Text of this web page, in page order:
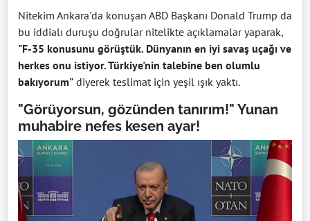
Nitekim Ankara'da konuşan ABD Başkanı Donald Trump da
bu iddialı duruşu doğrular nitelikte açıklamalar yaparak,
"F-35 konusunu görüştük. Dünyanın en iyi savaş uçağı ve
herkes onu istiyor. Türkiye'nin talebine ben olumlu
bakıyorum" diyerek teslimat için yeşil ışık yaktı.
"Görüyorsun, gözünden tanırım!" Yunan
muhabire nefes kesen ayar!